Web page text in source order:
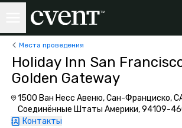
Места проведения
Holiday Inn San
Golden Gateway
1500 Ван Несс Авеню, Сан-Франциско,
Соединённые Штаты Америки, 94109-
Контакты